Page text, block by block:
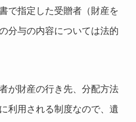
で指定した受贈者（財産を
分与の内容については法的
が財産の行き先、分配方法
利用される制度なので、遺